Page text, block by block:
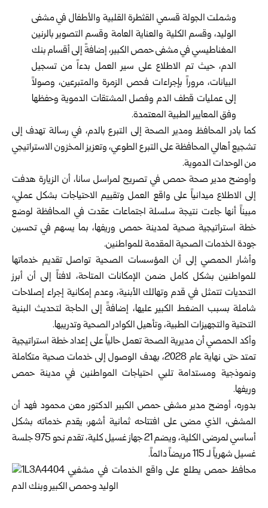
وشملت الجولة قسمي القثطرة القلبية والأطفال في مشفى
الوليد، ‏وقسم الكلية والعناية العامة وقسم التصوير بالرنين
المغناطيسي ‏في مشفى حمص الكبير، إضافةً إلى أقسام بنك
الدم، حيث تم ‏الاطلاع على سير العمل بدءاً من تسجيل
البيانات، مروراً ‏بإجراءات فحص الزمرة والمتبرعين، وصولاً
إلى عمليات ‏قطف الدم وفصل المشتقات الدموية وحفظها
وفق المعايير ‏الطبية المعتمدة.‏
كما بادر المحافظ ومدير الصحة إلى التبرع بالدم، في رسالة ‏تهدف إلى
تشجيع أهالي المحافظة على التبرع الطوعي، وتعزيز ‏المخزون الاستراتيجي
من الوحدات الدموية.‏
وأوضح مدير صحةحمص في تصريح لمراسل سانا، أن الزيارة ‏هدفت
إلى الاطلاع ميدانياً على واقع العمل وتقييم الاحتياجات ‏بشكل عملي،
مبيناً أنها جاءت نتيجة سلسلة اجتماعات عقدت في ‏المحافظة لوضع
خطة استراتيجية صحية لمدينة حمص وريفها، ‏بما يسهم في تحسين
جودة الخدمات الصحية المقدمة للمواطنين.‏
وأشار الحمصي إلى أن المؤسسات الصحية تواصل تقديم ‏خدماتها
للمواطنين بشكل كامل ضمن الإمكانات المتاحة، لافتاً إلى أن أبرز
التحديات تتمثل في قدم وتهالك الأبنية، وعدم ‏إمكانية إجراء إصلاحات
شاملة بسبب الضغط الكبير عليها، ‏إضافةً إلى الحاجة لتحديث البنية
التحتية والتجهيزات الطبية، ‏وتأهيل الكوادر الصحية وتدريبها.‏
وأكد الحمصي أن مديرية الصحة تعمل حالياً على إعداد خطة ‏استراتيجية
تمتد حتى نهاية عام 2028، بهدف الوصول إلى ‏خدمات صحية متكاملة
ونموذجية ومستدامة تلبي احتياجات ‏المواطنين في مدينة حمص
وريفها.‏
بدوره، أوضح مدير مشفى حمص الكبير الدكتور معن محمود ‏فهد أن
المشفى، الذي مضى على افتتاحه ثمانية أشهر، يقدم ‏خدماته بشكل
أساسي لمرضى الكلية، ويضم 21 جهاز غسيل ‏كلية، تقدم نحو 975 جلسة
غسيل شهرياً لـ 115 مريضاً دائماً.‏